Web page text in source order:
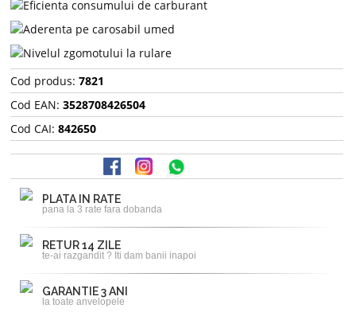
Cod produs: 7821
Cod EAN: 3528708426504
Cod CAI: 842650
PLATA IN RATE
pana la 3 rate fara dobanda
RETUR 14 ZILE
te-ai razgandit ? Iti dam banii inapoi
GARANTIE 3 ANI
la toate anvelopele